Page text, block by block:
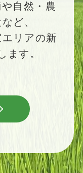
自然・農
ど、
リアの新
ます。